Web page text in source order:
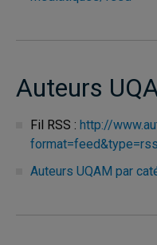
Auteurs
Fil RSS : http://
format=feed&type=rss
Auteurs UQAM par